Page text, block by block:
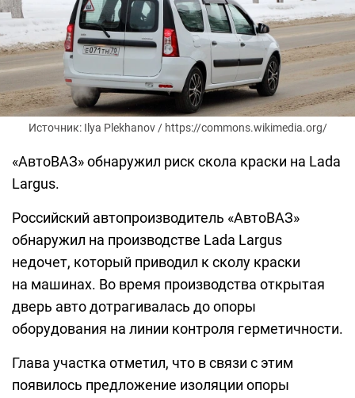
Источник: Ilya Plekhanov / https://commons.wikimedia.org/
«АвтоВАЗ» обнаружил риск скола краски на Lada
Largus.
Российский автопроизводитель «АвтоВАЗ»
обнаружил на производстве Lada Largus
недочет, который приводил к сколу краски
на машинах. Во время производства открытая
дверь авто дотрагивалась до опоры
оборудования на линии контроля герметичности.
Глава участка отметил, что в связи с этим
появилось предложение изоляции опоры